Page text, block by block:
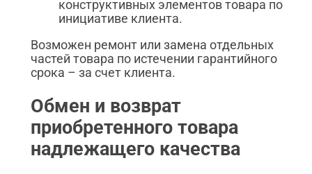
конструктивных элементов товара по
инициативе клиента.
Возможен ремонт или замена отдельных
частей товара по истечении гарантийного
срока – за счет клиента.
Обмен и возврат
приобретенного товара
надлежащего качества